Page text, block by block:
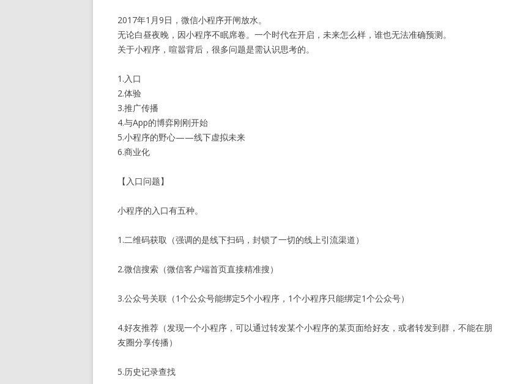
2017年1月9日，微信小程序开闸放水。
无论白昼夜晚，因小程序不眠席卷。一个时代在开启，未来怎么样，谁也无法准确预测。
关于小程序，喧嚣背后，很多问题是需认识思考的。
1.入口
2.体验
3.推广传播
4.与App的博弈刚刚开始
5.小程序的野心——线下虚拟未来
6.商业化
【入口问题】
小程序的入口有五种。
1.二维码获取（强调的是线下扫码，封锁了一切的线上引流渠道）
2.微信搜索（微信客户端首页直接精准搜）
3.公众号关联（1个公众号能绑定5个小程序，1个小程序只能绑定1个公众号）
4.好友推荐（发现一个小程序，可以通过转发某个小程序的某页面给好友，或者转发到群，不能在朋
友圈分享传播）
5.历史记录查找